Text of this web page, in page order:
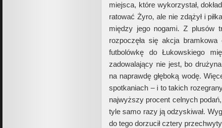
miejsca, które wykorzystał,
ratować Żyro, ale nie zdążył i
między jego nogami. Z plusów
rozpoczęła się akcja bramkowa
futbolówkę do Łukowskiego
zadowalający nie jest, bo
na naprawdę głęboką wodę.
spotkaniach – i to takich
najwyższy procent celnych
tyle samo razy ją odzyskiwał.
do tego dorzucił cztery